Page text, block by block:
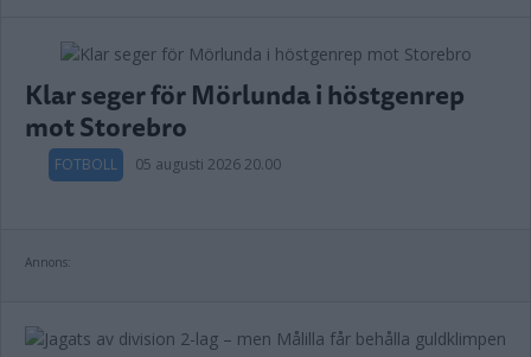
Klar seger för Mörlunda i höstgenrep
mot Storebro
FOTBOLL 05 augusti 2026 20.00
Annons: